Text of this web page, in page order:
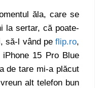
ăla, care se
la sertar, că poate-
să-l vând pe flip.ro,
15 Pro Blue
de tare mi-a plăcut
alt telefon bun